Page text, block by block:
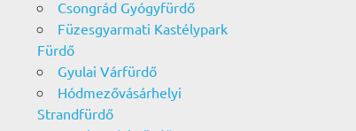
Csongrád Gyógyfürdő
Füzesgyarmati Kastélypark
Fürdő
Gyulai Várfürdő
Hódmezővásárhelyi
Strandfürdő